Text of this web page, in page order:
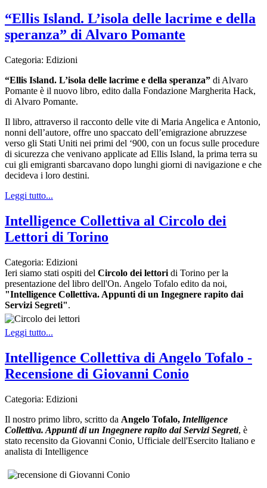
“Ellis Island. L’isola delle lacrime e della
speranza” di Alvaro Pomante
Categoria: Edizioni
“Ellis Island. L’isola delle lacrime e della speranza” di Alvaro
Pomante è il nuovo libro, edito dalla Fondazione Margherita Hack,
di Alvaro Pomante.
Il libro, attraverso il racconto delle vite di Maria Angelica e Antonio,
nonni dell’autore, offre uno spaccato dell’emigrazione abruzzese
verso gli Stati Uniti nei primi del ‘900, con un focus sulle procedure
di sicurezza che venivano applicate ad Ellis Island, la prima terra su
cui gli emigranti sbarcavano dopo lunghi giorni di navigazione e che
decideva i loro destini.
Leggi tutto...
Intelligence Collettiva al Circolo dei
Lettori di Torino
Categoria: Edizioni
Ieri siamo stati ospiti del Circolo dei lettori di Torino per la
presentazione del libro dell'On. Angelo Tofalo edito da noi,
"Intelligence Collettiva. Appunti di un Ingegnere rapito dai
Servizi Segreti".
Leggi tutto...
Intelligence Collettiva di Angelo Tofalo -
Recensione di Giovanni Conio
Categoria: Edizioni
Il nostro primo libro, scritto da Angelo Tofalo, Intelligence
Collettiva. Appunti di un Ingegnere rapito dai Servizi Segreti, è
stato recensito da Giovanni Conio, Ufficiale dell'Esercito Italiano e
analista di Intelligence